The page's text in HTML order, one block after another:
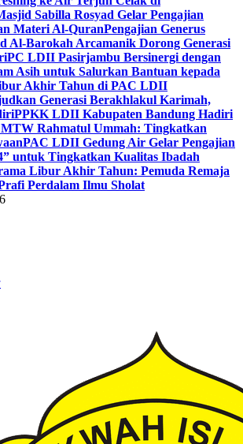
Sabilla Rosyad Gelar Pengajian
Materi Al-QuranPengajian Generus
Al-Barokah Arcamanik Dorong Generasi
PC LDII Pasirjambu Bersinergi dengan
Asih untuk Salurkan Bantuan kepada
Akhir Tahun di PAC LDII
Generasi Berakhlakul Karimah,
PPKK LDII Kabupaten Bandung Hadiri
Rahmatul Ummah: Tingkatkan
PAC LDII Gedung Air Gelar Pengajian
untuk Tingkatkan Kualitas Ibadah
Libur Akhir Tahun: Pemuda Remaja
Perdalam Ilmu Sholat